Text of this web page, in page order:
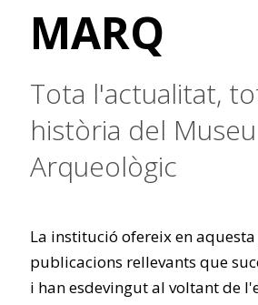
MARQ
Tota l'actualitat,
història del Museu
Arqueològic
La institució ofereix en
publicacions rellevants que
i han esdevingut al voltant de